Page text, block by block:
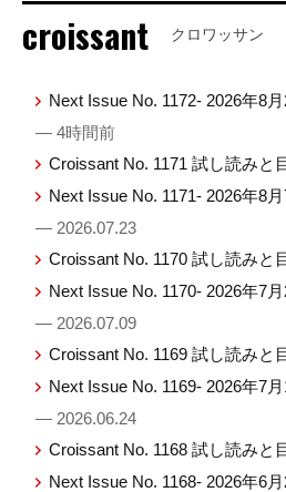
croissant クロワッサン
Next Issue No. 1172- 2026年8
— 4時間前
Croissant No. 1171 試し読みと
Next Issue No. 1171- 2026年8
— 2026.07.23
Croissant No. 1170 試し読みと
Next Issue No. 1170- 2026年7
— 2026.07.09
Croissant No. 1169 試し読みと
Next Issue No. 1169- 2026年7
— 2026.06.24
Croissant No. 1168 試し読みと
Next Issue No. 1168- 2026年6